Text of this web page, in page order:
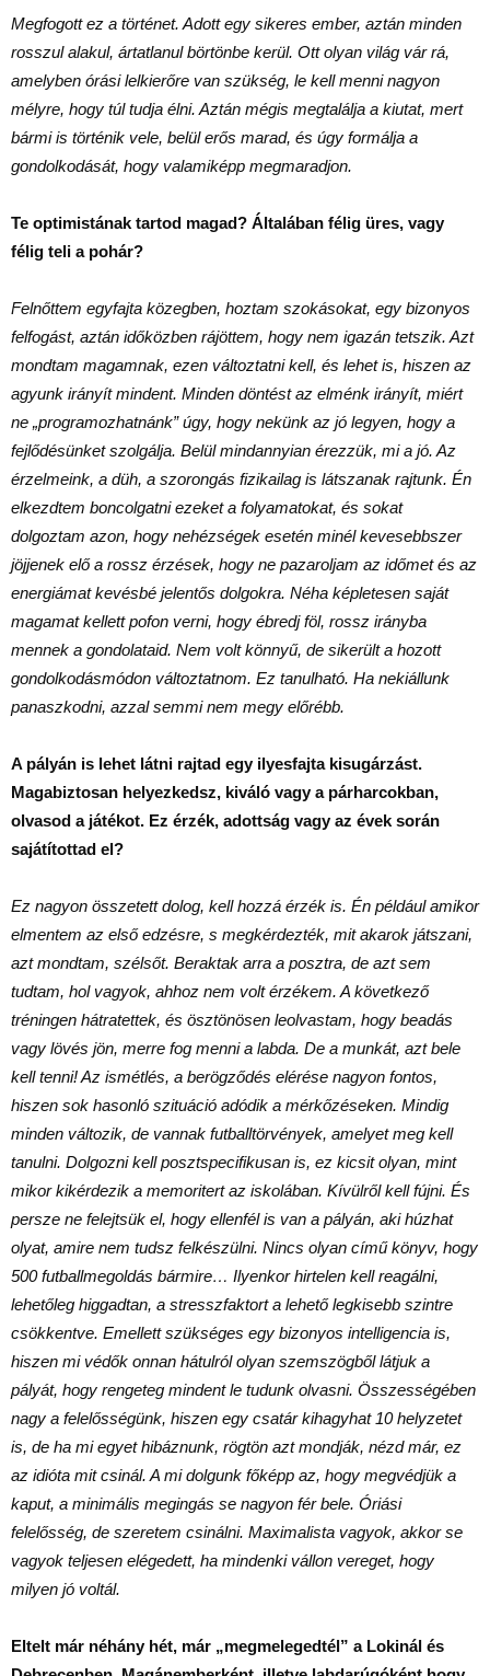
Megfogott ez a történet. Adott egy sikeres ember, aztán minden
rosszul alakul, ártatlanul börtönbe kerül. Ott olyan világ vár rá,
amelyben órási lelkierőre van szükség, le kell menni nagyon
mélyre, hogy túl tudja élni. Aztán mégis megtalálja a kiutat, mert
bármi is történik vele, belül erős marad, és úgy formálja a
gondolkodását, hogy valamiképp megmaradjon.
Te optimistának tartod magad? Általában félig üres, vagy
félig teli a pohár?
Felnőttem egyfajta közegben, hoztam szokásokat, egy bizonyos
felfogást, aztán időközben rájöttem, hogy nem igazán tetszik. Azt
mondtam magamnak, ezen változtatni kell, és lehet is, hiszen az
agyunk irányít mindent. Minden döntést az elménk irányít, miért
ne „programozhatnánk” úgy, hogy nekünk az jó legyen, hogy a
fejlődésünket szolgálja. Belül mindannyian érezzük, mi a jó. Az
érzelmeink, a düh, a szorongás fizikailag is látszanak rajtunk. Én
elkezdtem boncolgatni ezeket a folyamatokat, és sokat
dolgoztam azon, hogy nehézségek esetén minél kevesebbszer
jöjjenek elő a rossz érzések, hogy ne pazaroljam az időmet és az
energiámat kevésbé jelentős dolgokra. Néha képletesen saját
magamat kellett pofon verni, hogy ébredj föl, rossz irányba
mennek a gondolataid. Nem volt könnyű, de sikerült a hozott
gondolkodásmódon változtatnom. Ez tanulható. Ha nekiállunk
panaszkodni, azzal semmi nem megy előrébb.
A pályán is lehet látni rajtad egy ilyesfajta kisugárzást.
Magabiztosan helyezkedsz, kiváló vagy a párharcokban,
olvasod a játékot. Ez érzék, adottság vagy az évek során
sajátítottad el?
Ez nagyon összetett dolog, kell hozzá érzék is. Én például amikor
elmentem az első edzésre, s megkérdezték, mit akarok játszani,
azt mondtam, szélsőt. Beraktak arra a posztra, de azt sem
tudtam, hol vagyok, ahhoz nem volt érzékem. A következő
tréningen hátratettek, és ösztönösen leolvastam, hogy beadás
vagy lövés jön, merre fog menni a labda. De a munkát, azt bele
kell tenni! Az ismétlés, a berögződés elérése nagyon fontos,
hiszen sok hasonló szituáció adódik a mérkőzéseken. Mindig
minden változik, de vannak futballtörvények, amelyet meg kell
tanulni. Dolgozni kell posztspecifikusan is, ez kicsit olyan, mint
mikor kikérdezik a memoritert az iskolában. Kívülről kell fújni. És
persze ne felejtsük el, hogy ellenfél is van a pályán, aki húzhat
olyat, amire nem tudsz felkészülni. Nincs olyan című könyv, hogy
500 futballmegoldás bármire… Ilyenkor hirtelen kell reagálni,
lehetőleg higgadtan, a stresszfaktort a lehető legkisebb szintre
csökkentve. Emellett szükséges egy bizonyos intelligencia is,
hiszen mi védők onnan hátulról olyan szemszögből látjuk a
pályát, hogy rengeteg mindent le tudunk olvasni. Összességében
nagy a felelősségünk, hiszen egy csatár kihagyhat 10 helyzetet
is, de ha mi egyet hibáznunk, rögtön azt mondják, nézd már, ez
az idióta mit csinál. A mi dolgunk főképp az, hogy megvédjük a
kaput, a minimális megingás se nagyon fér bele. Óriási
felelősség, de szeretem csinálni. Maximalista vagyok, akkor se
vagyok teljesen elégedett, ha mindenki vállon vereget, hogy
milyen jó voltál.
Eltelt már néhány hét, már „megmelegedtél” a Lokinál és